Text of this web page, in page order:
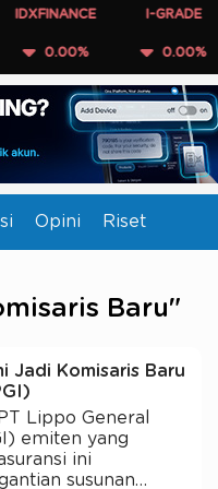
0.00%
I-GRADE
0.00%
Opini Riset
Baru"
Jadi Komisaris Baru
Lippo General
emiten yang
ini
susunan…